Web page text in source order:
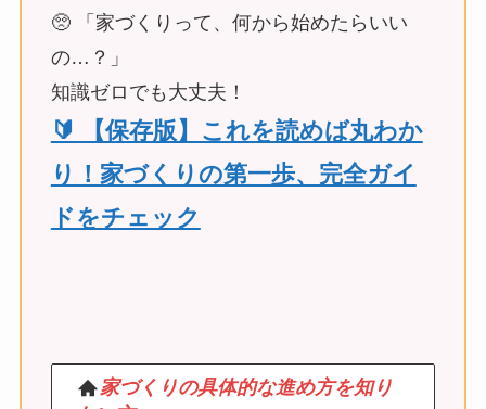
🥺 「家づくりって、何から始めたらいい
の…？」
知識ゼロでも大丈夫！
🔰 【保存版】これを読めば丸わか
り！家づくりの第一歩、完全ガイ
ドをチェック
家づくりの具体的な進め方を知り